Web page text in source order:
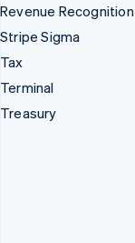
Revenue Recognition
Stripe Sigma
Tax
Terminal
Treasury